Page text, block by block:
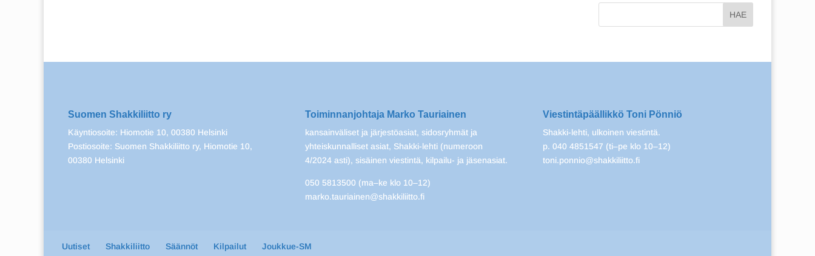
Suomen Shakkiliitto ry
Käyntiosoite: Hiomotie 10, 00380 Helsinki
Postiosoite: Suomen Shakkiliitto ry, Hiomotie 10,
00380 Helsinki
Toiminnanjohtaja Marko Tauriainen
kansainväliset ja järjestöasiat, sidosryhmät ja
yhteiskunnalliset asiat, Shakki-lehti (numeroon
4/2024 asti), sisäinen viestintä, kilpailu- ja jäsenasiat.
050 5813500 (ma–ke klo 10–12)
marko.tauriainen@shakkiliitto.fi
Viestintäpäällikkö Toni Pönniö
Shakki-lehti, ulkoinen viestintä.
p. 040 4851547 (ti–pe klo 10–12)
toni.ponnio@shakkiliitto.fi
Uutiset Shakkiliitto Säännöt Kilpailut Joukkue-SM